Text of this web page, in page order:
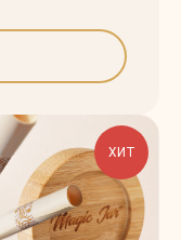
ХИТ